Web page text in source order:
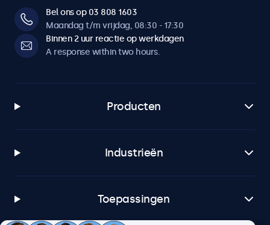
Bel ons op 03 808 1603
Maandag t/m vrijdag, 08:30 - 17:30
Binnen 2 uur reactie op werkdagen
A response within two hours.
Producten
Industrieën
Toepassingen